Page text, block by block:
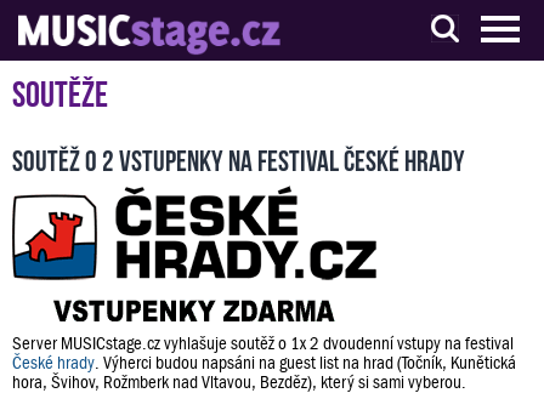
S muzikanty pro muzikanty
Soutěže
Soutěž o 2 vstupenky na festival České hrady
Server MUSICstage.cz vyhlašuje soutěž o 1x 2 dvoudenní vstupy na festival
České hrady . Výherci budou napsáni na guest list na hrad (Točník, Kunětická
hora, Švihov, Rožmberk nad Vltavou, Bezděz), který si sami vyberou.